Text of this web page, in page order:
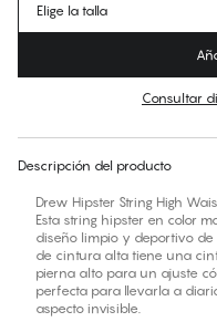
€11.95 Precio regular
No hay talla sugerida
Elige la talla
Consultar
Descripción del producto
Drew Hipster String High
Esta string hipster en color
diseño limpio y deportivo de
de cintura alta tiene una
pierna alto para un ajuste
perfecta para llevarla a
aspecto invisible.